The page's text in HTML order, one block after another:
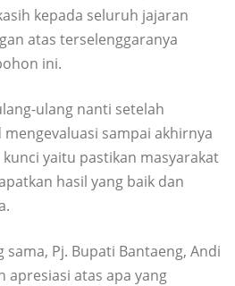
kepada seluruh jajaran
atas terselenggaranya
ini.
ulang nanti setelah
sampai akhirnya
yaitu pastikan masyarakat
hasil yang baik dan
sama, Pj. Bupati Bantaeng, Andi
apresiasi atas apa yang